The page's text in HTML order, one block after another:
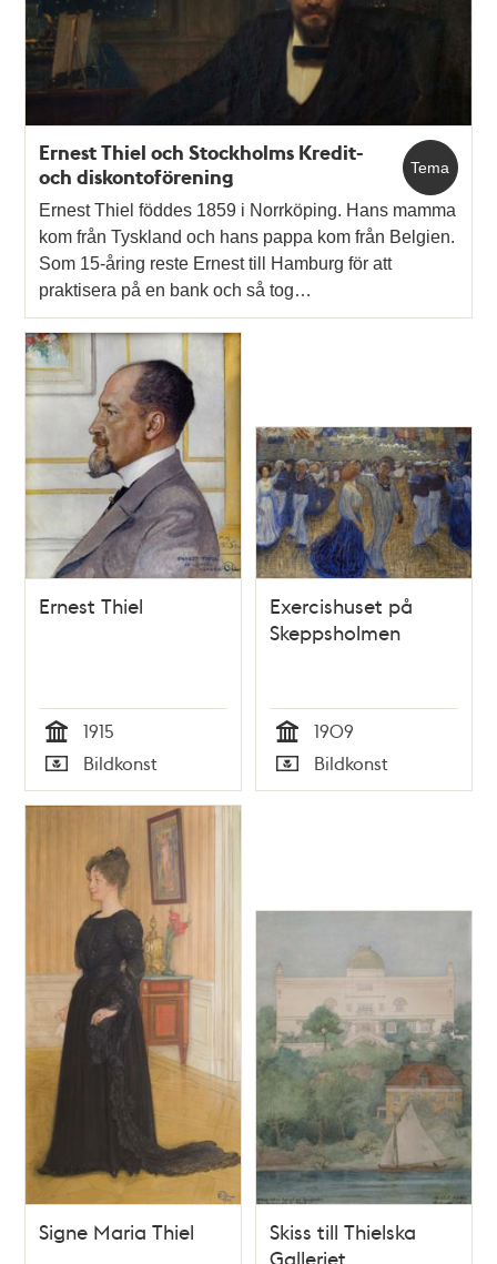
teman
Tema
Ernest Thiel och Stockholms Kredit-
och diskontoförening
Ernest Thiel föddes 1859 i Norrköping. Hans mamma
kom från Tyskland och hans pappa kom från Belgien.
Som 15-åring reste Ernest till Hamburg för att
praktisera på en bank och så tog…
Ernest Thiel
Tid
1915
Typ
Bildkonst
Exercishuset på
Skeppsholmen
Tid
1909
Typ
Bildkonst
Signe Maria Thiel
Skiss till Thielska
Galleriet